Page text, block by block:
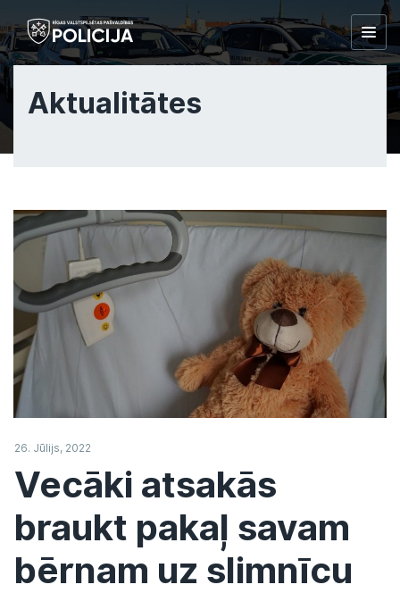
Aktualitātes
26. Jūlijs, 2022
Vecāki atsakās
braukt pakaļ savam
bērnam uz slimnīcu